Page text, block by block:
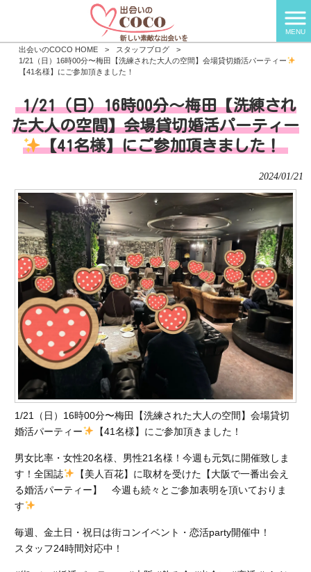
MENU
出会いのCOCO HOME > スタッフブログ
>
1/21（日）16時00分〜梅田【洗練された大人の空間】会場貸切婚活パーティー
【41名様】にご参加頂きました！
1/21（日）16時00分〜梅田【洗練され
た大人の空間】会場貸切婚活パーティー
【41名様】にご参加頂きました！
2024/01/21
1/21（日）16時00分〜梅田【洗練された大人の空間】会場貸切
婚活パーティー
【41名様】にご参加頂きました！
男女比率・女性20名様、男性21名様！今週も元気に開催致しま
す！全国誌
【美人百花】に取材を受けた【大阪で一番出会え
る婚活パーティー】 今週も続々とご参加表明を頂いておりま
す
毎週、金土日・祝日は街コンイベント・恋活party開催中！
スタッフ24時間対応中！